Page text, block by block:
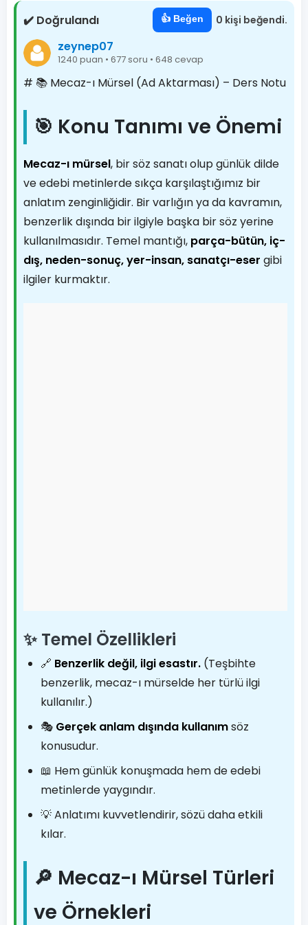
✔️ Doğrulandı 👍 Beğen 0 kişi beğendi.
zeynep07
1240 puan • 677 soru • 648 cevap
# 📚 Mecaz-ı Mürsel (Ad Aktarması) – Ders Notu
🎯 Konu Tanımı ve Önemi
Mecaz-ı mürsel, bir söz sanatı olup günlük dilde
ve edebi metinlerde sıkça karşılaştığımız bir
anlatım zenginliğidir. Bir varlığın ya da kavramın,
benzerlik dışında bir ilgiyle başka bir söz yerine
kullanılmasıdır. Temel mantığı, parça-bütün, iç-
dış, neden-sonuç, yer-insan, sanatçı-eser gibi
ilgiler kurmaktır.
✨ Temel Özellikleri
🔗 Benzerlik değil, ilgi esastır. (Teşbihte
benzerlik, mecaz-ı mürselde her türlü ilgi
kullanılır.)
🎭 Gerçek anlam dışında kullanımsöz
konusudur.
📖 Hem günlük konuşmada hem de edebi
metinlerde yaygındır.
💡 Anlatımı kuvvetlendirir, sözü daha etkili
kılar.
🔎 Mecaz-ı Mürsel Türleri
ve Örnekleri